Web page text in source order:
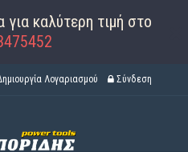
καλύτερη τιμή στο
Λογαριασμού Σύνδεση